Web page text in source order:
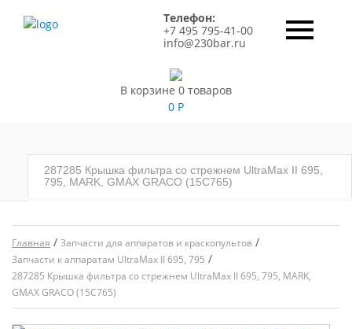
Телефон:
+7 495 795-41-00
info@230bar.ru
В корзине 0 товаров
0 Р
287285 Крышка фильтра со стрежнем UltraMax II 695,
795, MARK, GMAX GRACO (15C765)
Главная / Запчасти для аппаратов и краскопультов /
Запчасти к аппаратам UltraMax II 695, 795 /
287285 Крышка фильтра со стрежнем UltraMax II 695, 795, MARK,
GMAX GRACO (15C765)